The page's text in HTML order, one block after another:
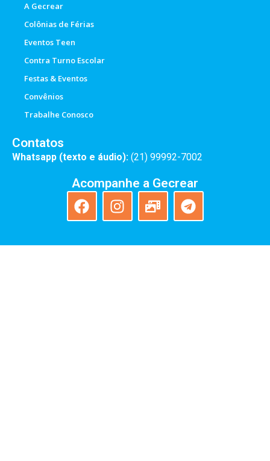
A Gecrear
Colônias de Férias
Eventos Teen
Contra Turno Escolar
Festas & Eventos
Convênios
Trabalhe Conosco
Contatos
Whatsapp (texto e áudio): (21) 99992-7002
Acompanhe a Gecrear